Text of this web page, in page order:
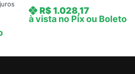
R$1.028,17
à vista no Pix ou Boleto